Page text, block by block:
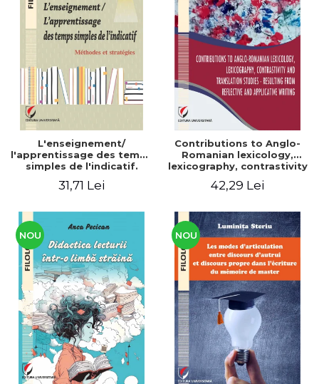
L'enseignement/
l'apprentissage des temps
simples de l'indicatif.
31,71 Lei
Contributions to Anglo-
Romanian lexicology,
lexicography, contrastivity
Resulting from reflective
42,29 Lei
NOU NOU